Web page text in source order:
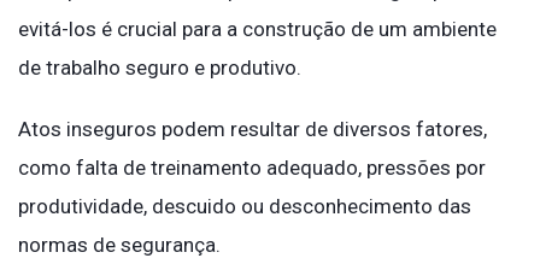
evitá-los é crucial para a construção de um ambiente
de trabalho seguro e produtivo.
Atos inseguros podem resultar de diversos fatores,
como falta de treinamento adequado, pressões por
produtividade, descuido ou desconhecimento das
normas de segurança.